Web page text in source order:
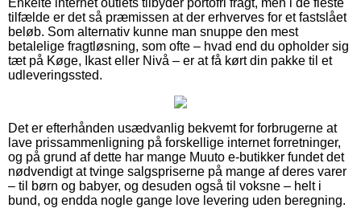
tilfælde er det så præmissen at der erhverves for et fastslået
beløb. Som alternativ kunne man snuppe den mest
betalelige fragtløsning, som ofte – hvad end du opholder sig
tæt på Køge, Ikast eller Nivå – er at få kørt din pakke til et
udleveringssted.
Det er efterhånden usædvanlig bekvemt for forbrugerne at
lave prissammenligning på forskellige internet forretninger,
og på grund af dette har mange Muuto e-butikker fundet det
nødvendigt at tvinge salgspriserne på mange af deres varer
– til børn og babyer, og desuden også til voksne – helt i
bund, og endda nogle gange love levering uden beregning.